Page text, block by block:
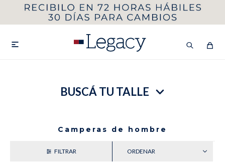

BUSCÁ TU TALLE
Camperas de hombre
MI CUENTA
VER COLECCIÓN DE HOMBRE